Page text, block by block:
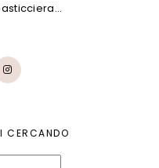
CERCANDO